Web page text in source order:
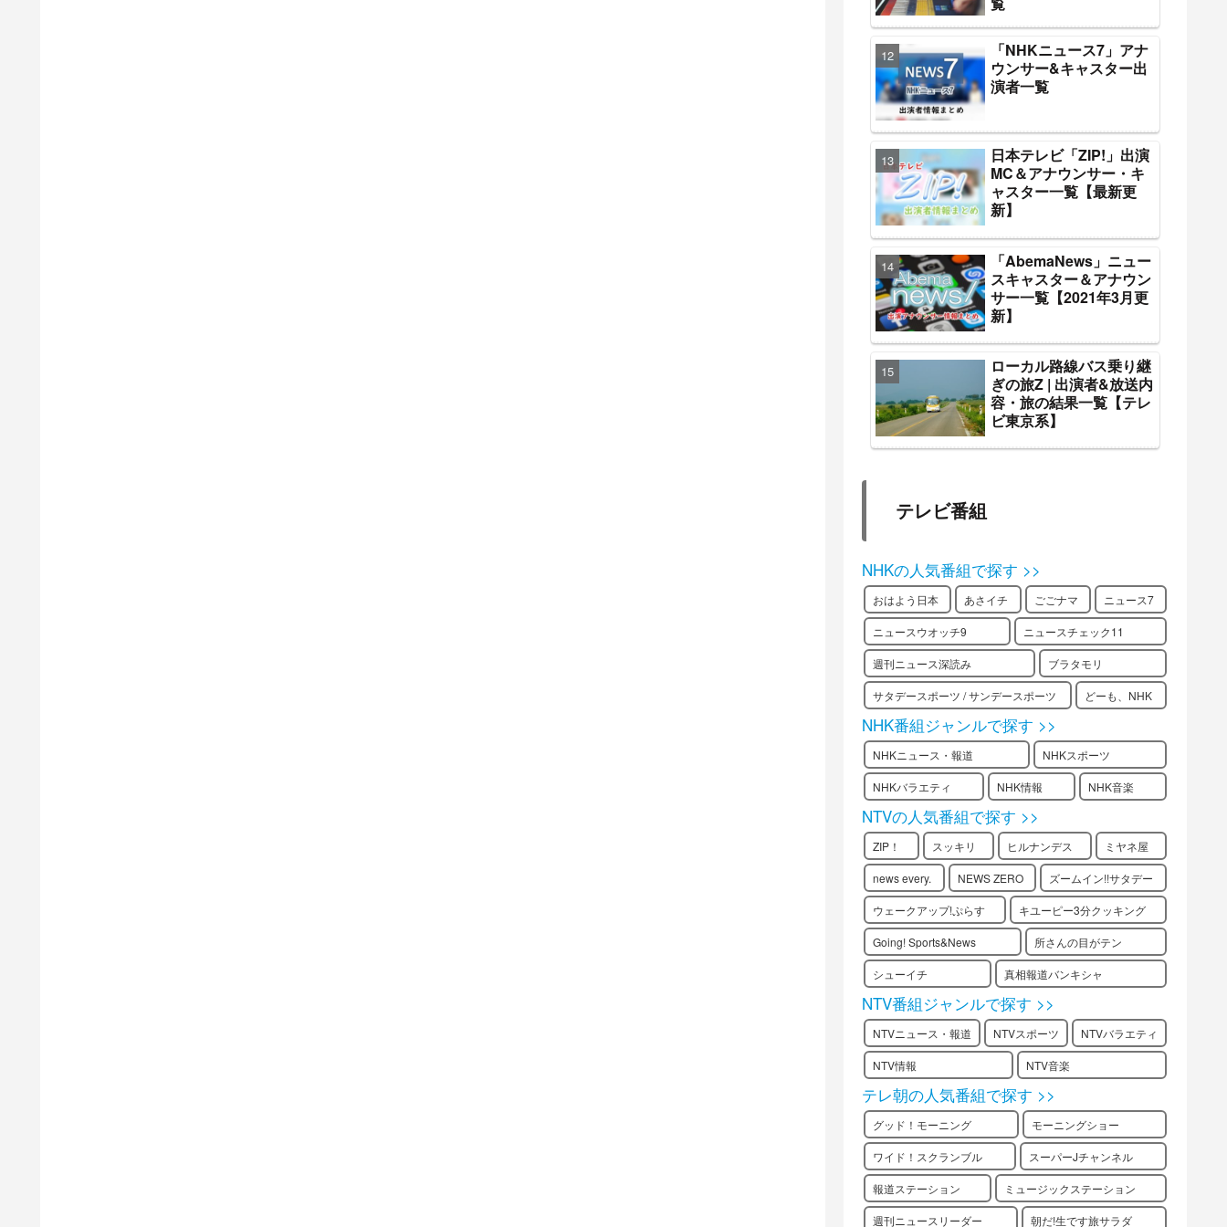
「NHKニュース7」アナ
ウンサー&キャスター出
演者一覧
日本テレビ「ZIP!」出演
MC＆アナウンサー・キ
ャスター一覧【最新更
新】
「AbemaNews」ニュー
スキャスター＆アナウン
サー一覧【2021年3月更
新】
ローカル路線バス乗り継
ぎの旅Z | 出演者&放送内
容・旅の結果一覧【テレ
ビ東京系】
テレビ番組
NHKの人気番組で探す >>
おはよう日本 あさイチ ごごナマ ニュース7
ニュースウオッチ9 ニュースチェック11
週刊ニュース深読み ブラタモリ
サタデースポーツ / サンデースポーツ どーも、NHK
NHK番組ジャンルで探す >>
NHKニュース・報道 NHKスポーツ
NHKバラエティ NHK情報 NHK音楽
NTVの人気番組で探す >>
ZIP！ スッキリ ヒルナンデス ミヤネ屋
news every. NEWS ZERO ズームイン!!サタデー
ウェークアップ!ぷらす キユーピー3分クッキング
Going! Sports&News 所さんの目がテン
シューイチ 真相報道バンキシャ
NTV番組ジャンルで探す >>
NTVニュース・報道 NTVスポーツ NTVバラエティ
NTV情報 NTV音楽
テレ朝の人気番組で探す >>
グッド！モーニング モーニングショー
ワイド！スクランブル スーパーJチャンネル
報道ステーション ミュージックステーション
週刊ニュースリーダー 朝だ!生です旅サラダ